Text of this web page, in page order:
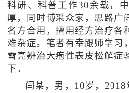
科研、科普工作30余载，
厚，同时博采众家，思路广
名方合用，擅用经方治疗各
难杂症。笔者有幸跟师学习
雪亮辨治大疱性表皮松解症
下。
闫某，男，10岁，